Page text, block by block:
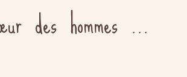
des hommes ...